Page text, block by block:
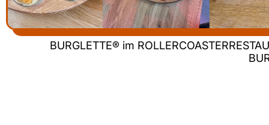
BURGLETTE® im